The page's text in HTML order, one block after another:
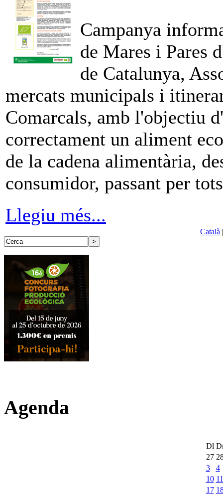
Campanya
de Mares i Pares
de Catalunya,
mercats municipals i
Comarcals, amb l'objectiu
correctament un aliment
de la cadena alimentària,
consumidor, passant per
Llegiu més...
Català
Agenda
Dl
27
3
4
10 11
17